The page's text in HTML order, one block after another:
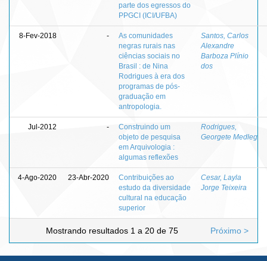
parte dos egressos do
PPGCI (ICI/UFBA)
8-Fev-2018 -
As comunidades
negras rurais nas
ciências sociais no
Brasil : de Nina
Rodrigues à era dos
programas de pós-
graduação em
antropologia.
Santos, Carlos
Alexandre
Barboza Plínio
dos
Jul-2012 -
Construindo um
objeto de pesquisa
em Arquivologia :
algumas reflexões
Rodrigues,
Georgete Medleg
4-Ago-2020 23-Abr-2020
Contribuições ao
estudo da diversidade
cultural na educação
superior
Cesar, Layla
Jorge Teixeira
Mostrando resultados 1 a 20 de 75 Próximo >